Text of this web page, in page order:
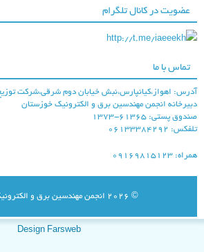
شرکت ملی مناطق
عضویت در کانال تلگرام
http://t.me/iaeeekh
تماس با ما
اهواز،کیانپارس،نبش خیابان دوم شرقی،شرکت توزیع
انجمن مهندسین برق و الکترونیک خوزستان
پستی: ۶۱۳۶۵-۱۳۷۳
۰۶۱۳۳۳۸۴۲۹۲
۰۹۱۶۹۸۱۵۱۲۳
© 2026 انجمن مهندسین برق و
Design Farsweb